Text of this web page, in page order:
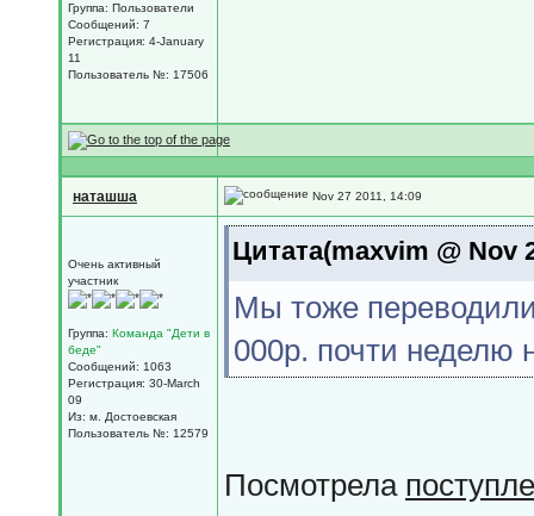
Группа: Пользователи
Сообщений: 7
Регистрация: 4-January
11
Пользователь №: 17506
наташша Nov 27 2011, 14:09
Очень активный
участник
Группа: Команда "Дети в
беде"
Сообщений: 1063
Регистрация: 30-March
09
Из: м. Достоевская
Пользователь №: 12579
Цитата(maxvim @ Nov
Мы тоже переводили
000р. почти неделю
Посмотрела